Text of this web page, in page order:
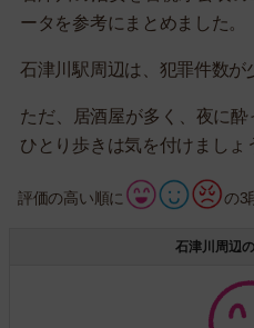
ータを参考にまとめました。
石津川駅周辺は、犯罪件数が
ただ、居酒屋が多く、夜に
ひとり歩きは気を付けましょ
評価の高い順に の3
石津川周辺